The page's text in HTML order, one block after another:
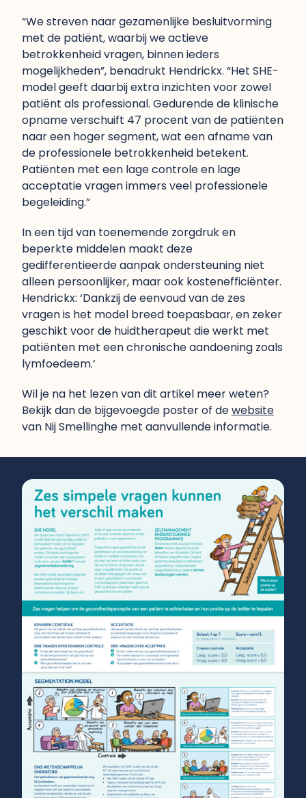
“We streven naar gezamenlijke besluitvorming
met de patiënt, waarbij we actieve
betrokkenheid vragen, binnen ieders
mogelijkheden”, benadrukt Hendrickx. “Het SHE-
model geeft daarbij extra inzichten voor zowel
patiënt als professional. Gedurende de klinische
opname verschuift 47 procent van de patiënten
naar een hoger segment, wat een afname van
de professionele betrokkenheid betekent.
Patiënten met een lage controle en lage
acceptatie vragen immers veel professionele
begeleiding.”
In een tijd van toenemende zorgdruk en
beperkte middelen maakt deze
gedifferentieerde aanpak ondersteuning niet
alleen persoonlijker, maar ook kostenefficiënter.
Hendrickx: ‘Dankzij de eenvoud van de zes
vragen is het model breed toepasbaar, en zeker
geschikt voor de huidtherapeut die werkt met
patiënten met een chronische aandoening zoals
lymfoedeem.’
Wil je na het lezen van dit artikel meer weten?
Bekijk dan de bijgevoegde poster of dewebsite
van Nij Smellinghe met aanvullende informatie.